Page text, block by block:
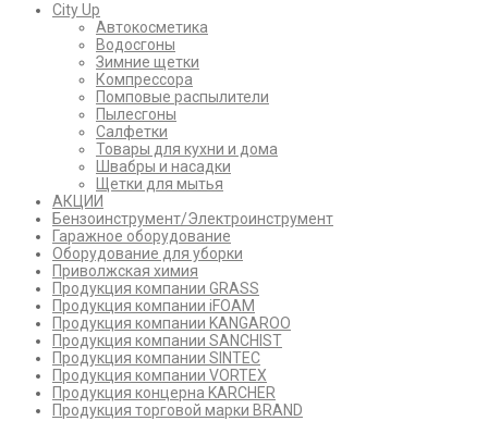
City Up
Автокосметика
Водосгоны
Зимние щетки
Компрессора
Помповые распылители
Пылесгоны
Салфетки
Товары для кухни и дома
Швабры и насадки
Щетки для мытья
АКЦИИ
Бензоинструмент/Электроинструмент
Гаражное оборудование
Оборудование для уборки
Приволжская химия
Продукция компании GRASS
Продукция компании iFOAM
Продукция компании KANGAROO
Продукция компании SANCHIST
Продукция компании SINTEC
Продукция компании VORTEX
Продукция концерна KARCHER
Продукция торговой марки BRAND